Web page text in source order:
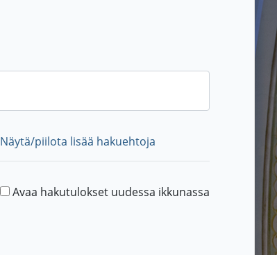
Näytä/piilota lisää hakuehtoja
Avaa hakutulokset uudessa ikkunassa